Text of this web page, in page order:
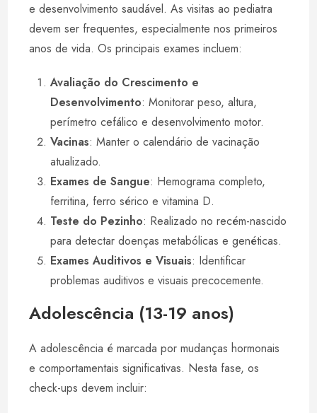
e desenvolvimento saudável. As visitas ao pediatra
devem ser frequentes, especialmente nos primeiros
anos de vida. Os principais exames incluem:
Avaliação do Crescimento e
Desenvolvimento: Monitorar peso, altura,
perímetro cefálico e desenvolvimento motor.
Vacinas: Manter o calendário de vacinação
atualizado.
Exames de Sangue: Hemograma completo,
ferritina, ferro sérico e vitamina D.
Teste do Pezinho: Realizado no recém-nascido
para detectar doenças metabólicas e genéticas.
Exames Auditivos e Visuais: Identificar
problemas auditivos e visuais precocemente.
Adolescência (13-19 anos)
A adolescência é marcada por mudanças hormonais
e comportamentais significativas. Nesta fase, os
check-ups devem incluir: